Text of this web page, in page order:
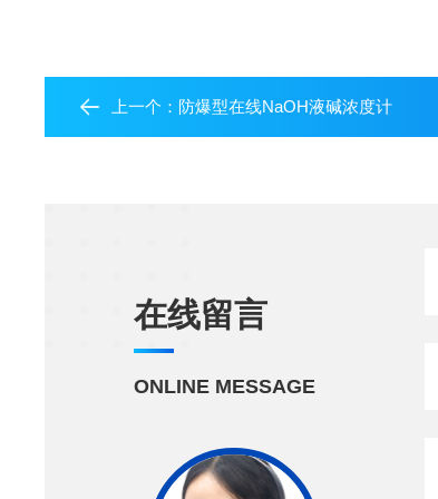
上一个： 防爆型在线NaOH液碱浓度计
在线留言
ONLINE MESSAGE